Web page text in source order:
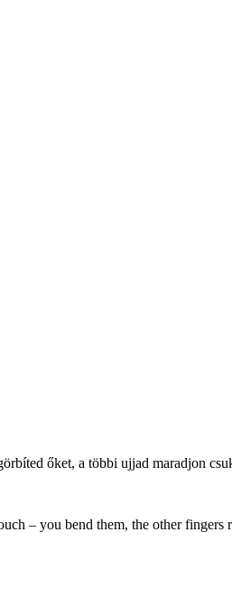
őket, a többi ujjad maradjon
– you bend them, the other fingers